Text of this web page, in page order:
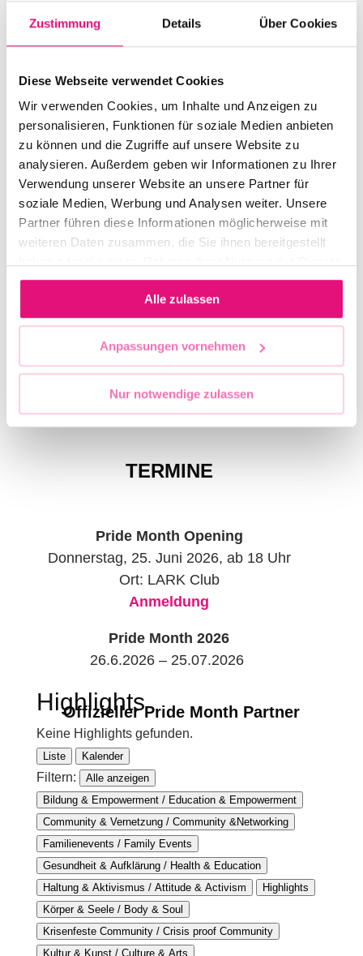
Zustimmung Details Über Cookies
Diese Webseite verwendet Cookies
Wir verwenden Cookies, um Inhalte und Anzeigen zu
personalisieren, Funktionen für soziale Medien anbieten
zu können und die Zugriffe auf unsere Website zu
analysieren. Außerdem geben wir Informationen zu Ihrer
Verwendung unserer Website an unsere Partner für
soziale Medien, Werbung und Analysen weiter. Unsere
Partner führen diese Informationen möglicherweise mit
weiteren Daten zusammen, die Sie ihnen bereitgestellt
gesammelt haben.
Alle zulassen
Anpassungen vornehmen
Nur notwendige zulassen
ihr unten im interaktiven Kalender ⬇️
Pride Month Kalender 2026 –
Einreichung
Wie im letzten Jahr haben wir ein
Bewerbungsformular für
Veranstaltungen eingerichtet – ihr
erreicht es ganz einfach per Klick
auf den Button!
VERANSTALTUNGEN EINREICHEN
TERMINE
Pride Month Opening
Donnerstag, 25. Juni 2026, ab 18 Uhr
Ort: LARK Club
Anmeldung
Pride Month 2026
26.6.2026 – 25.07.2026
Offizieller Pride Month Partner
Highlights
Keine Highlights gefunden.
Liste Kalender
Filtern:
Alle anzeigen
Bildung & Empowerment / Education & Empowerment
Community & Vernetzung / Community &Networking
Familienevents / Family Events
Gesundheit & Aufklärung / Health & Education
Haltung & Aktivismus / Attitude & Activism
Highlights
Körper & Seele / Body & Soul
Krisenfeste Community / Crisis proof Community
Kultur & Kunst / Culture & Arts